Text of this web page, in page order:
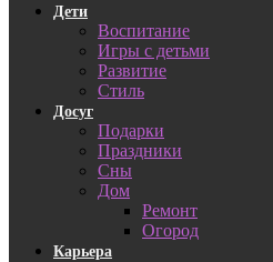
Дети
Воспитание
Игры с детьми
Развитие
Стиль
Досуг
Подарки
Праздники
Сны
Дом
Ремонт
Огород
Карьера